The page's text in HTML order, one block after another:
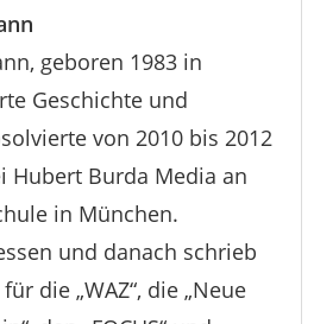
geboren 1983 in
Geschichte und
von 2010 bis 2012
Hubert Burda Media an
in München.
und danach schrieb
die „WAZ“, die „Neue